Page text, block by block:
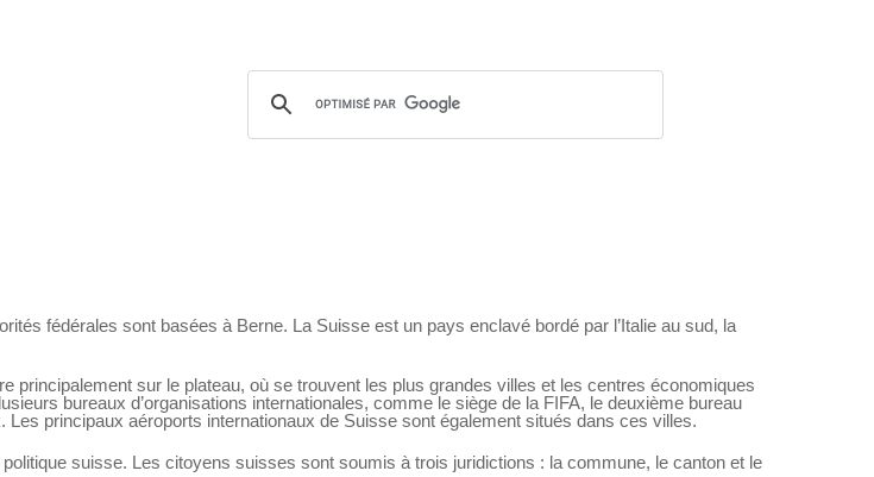
fédérales sont basées à Berne. La Suisse est un pays enclavé bordé par l’Italie au sud, la
principalement sur le plateau, où se trouvent les plus grandes villes et les centres économiques
bureaux d’organisations internationales, comme le siège de la FIFA, le deuxième bureau
principaux aéroports internationaux de Suisse sont également situés dans ces villes.
suisse. Les citoyens suisses sont soumis à trois juridictions : la commune, le canton et le